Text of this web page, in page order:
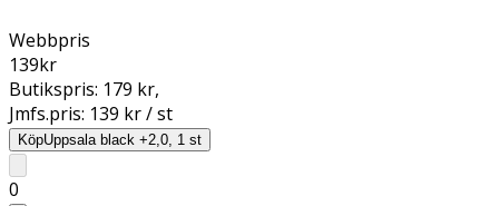
Webbpris
139kr
Butikspris: 179 kr,
Jmfs.pris: 139 kr / st
KöpUppsala black +2,0, 1 st
0